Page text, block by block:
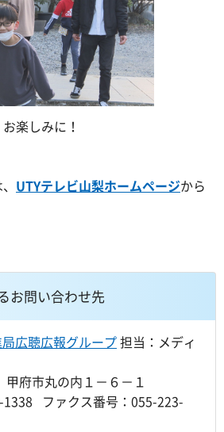
楽しみに！
UTYテレビ山梨ホームページから
お問い合わせ先
広聴広報グループ担当：メディ
府市丸の内１－６－１
1338 ファクス番号：055-223-